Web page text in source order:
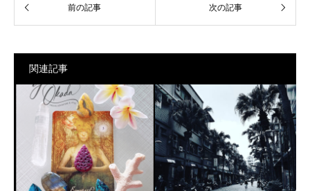
関連記事